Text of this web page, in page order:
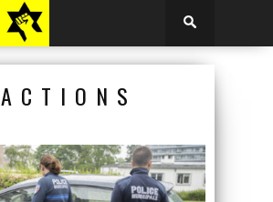
ACTIONS